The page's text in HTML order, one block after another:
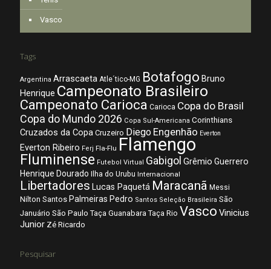
Vasco
Tags
Argentina Arrascaeta Atle´tico-MG Botafogo Bruno
Henrique Campeonato Brasileiro
Campeonato Carioca Carioca Copa do Brasil
Copa do Mundo 2026 Copa Sul-Americana Corinthians
Cruzados da Copa Cruzeiro Diego Engenhão Everton
Everton Ribeiro Ferj Fla-Flu Flamengo
Fluminense Futebol Virtual Gabigol Grêmio Guerrero
Henrique Dourado Ilha do Urubu Internacional
Libertadores Lucas Paquetá Maracanã Messi
Nilton Santos Palmeiras Pedro Santos Seleção Brasileira São
Januário São Paulo Taça Guanabara Taça Rio Vasco Vinicius
Junior Zé Ricardo
Pesquisar